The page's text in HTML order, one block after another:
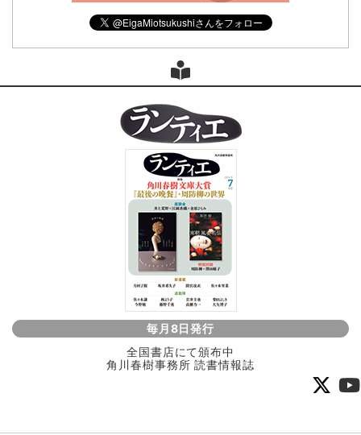
毎月8日発行
全国書店にて頒布中
角川春樹事務所 読書情報誌